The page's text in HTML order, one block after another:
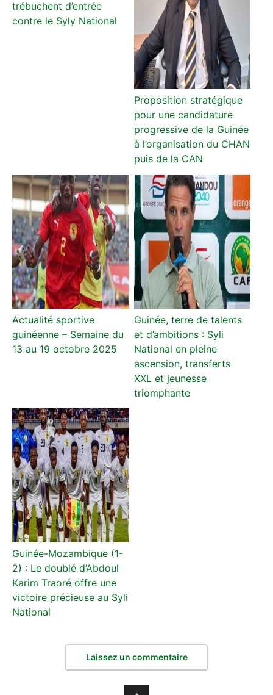
trébuchent d’entrée
contre le Syly National
Proposition stratégique
pour une candidature
progressive de la Guinée
à l’organisation du CHAN
puis de la CAN
Actualité sportive
guinéenne – Semaine du
13 au 19 octobre 2025
Guinée, terre de talents
et d’ambitions : Syli
National en pleine
ascension, transferts
XXL et jeunesse
triomphante
Guinée-Mozambique (1-
2) : Le doublé d’Abdoul
Karim Traoré offre une
victoire précieuse au Syli
National
Laissez un commentaire